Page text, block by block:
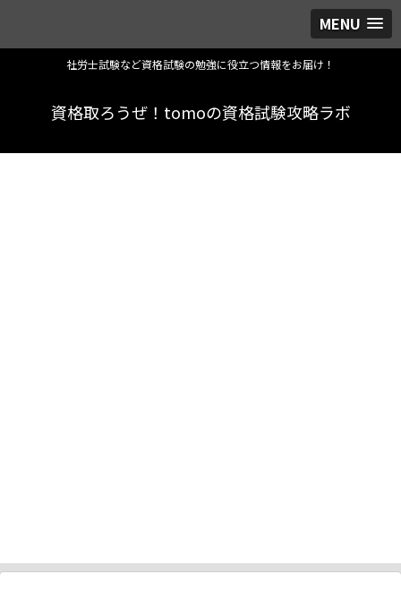
MENU
社労士試験など資格試験の勉強に役立つ情報をお届け！
資格取ろうぜ！tomoの資格試験攻略ラボ